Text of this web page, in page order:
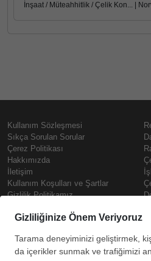
İnşaat / Müteahhitlik / Çelik Kon... |
Kullanım Sözleşmesi
Sıkça Sorulan Sorular
Çerez Politikası
Hakkımızda
İletişim
Kullanım Koşulları ve Şartlar
Gizlilik Politikamız
Prime
Çelik Fiyatları